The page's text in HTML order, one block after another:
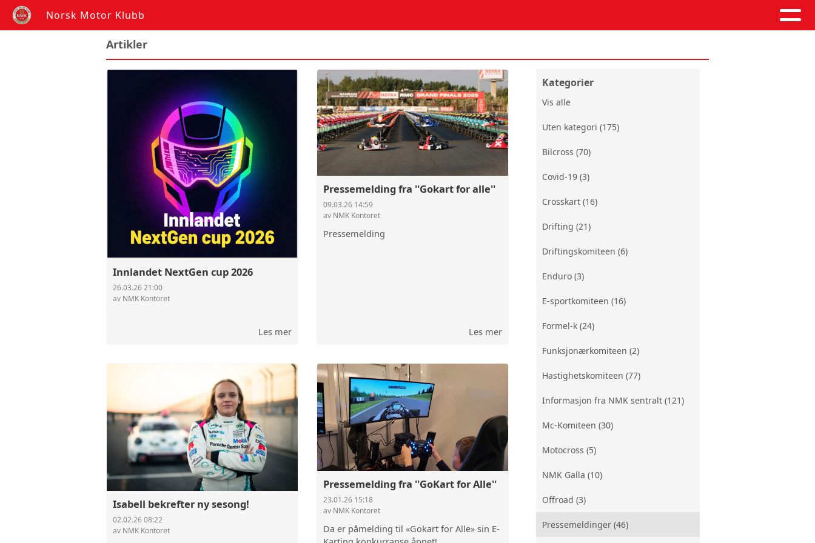
Norsk Motor Klubb
Artikler
Innlandet NextGen cup 2026
26.03.26 21:00
av NMK Kontoret
Les mer
Pressemelding fra ''Gokart for alle''
09.03.26 14:59
av NMK Kontoret
Pressemelding
Les mer
Isabell bekrefter ny sesong!
02.02.26 08:22
av NMK Kontoret
Pressemelding fra ''GoKart for Alle''
23.01.26 15:18
av NMK Kontoret
Da er påmelding til «Gokart for Alle» sin E-
Kategorier
Vis alle
Uten kategori (175)
Bilcross (70)
Covid-19 (3)
Crosskart (16)
Drifting (21)
Driftingskomiteen (6)
Enduro (3)
E-sportkomiteen (16)
Formel-k (24)
Funksjonærkomiteen (2)
Hastighetskomiteen (77)
Informasjon fra NMK sentralt (121)
Mc-Komiteen (30)
Motocross (5)
NMK Galla (10)
Offroad (3)
Pressemeldinger (46)